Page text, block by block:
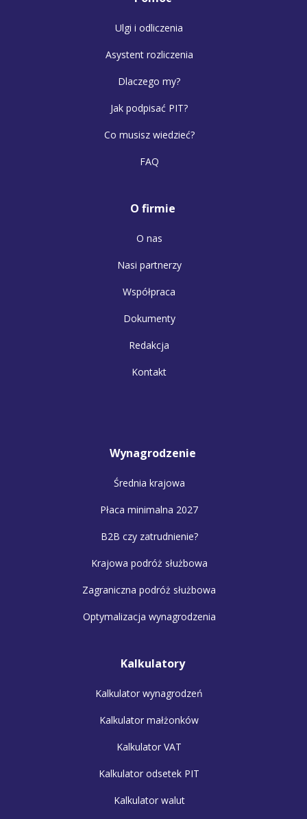
Ulgi i odliczenia
Asystent rozliczenia
Dlaczego my?
Jak podpisać PIT?
Co musisz wiedzieć?
FAQ
O firmie
O nas
Nasi partnerzy
Współpraca
Dokumenty
Redakcja
Kontakt
Wynagrodzenie
Średnia krajowa
Płaca minimalna 2027
B2B czy zatrudnienie?
Krajowa podróż służbowa
Zagraniczna podróż służbowa
Optymalizacja wynagrodzenia
Kalkulatory
Kalkulator wynagrodzeń
Kalkulator małżonków
Kalkulator VAT
Kalkulator odsetek PIT
Kalkulator walut